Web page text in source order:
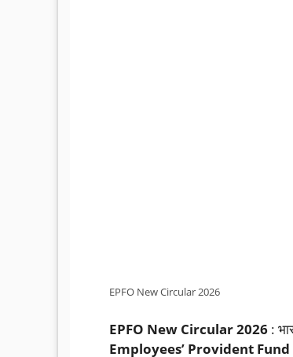
EPFO New Circular 2026
EPFO New Circular 2026 :
Employees’ Provident